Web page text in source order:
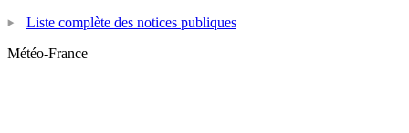
Liste complète des notices publiques
Météo-France